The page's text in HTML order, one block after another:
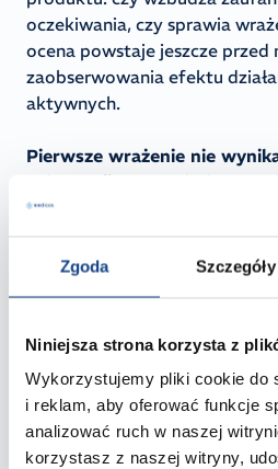
Zgoda Szczegóły
Niniejsza strona korzysta z
Wykorzystujemy pliki cookie do
i reklam, aby oferować funkcje
analizować ruch w naszej
korzystasz z naszej witryny,
oczekiwania, czy sprawia
ocena powstaje jeszcze przed
zaobserwowania efektu
aktywnych.
Pierwsze wrażenie nie
substancji czynnych, lecz z
strukturalnych formulacji.
Mikrostruktura układu, jego
sposób rozprowadzania
odczucia po aplikacji,
postrzeganą jakość i
produktu.